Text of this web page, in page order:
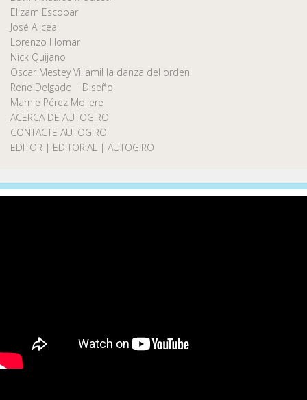
Elizam Escobar
José Alicea
Lorenzo Homar
Nick Quijano
Oscar Mestey Villamil la danza del orden
Rene Delgado | Diseño
Marnie Pérez Moliere
ACERCA DE AUTOGIRO
CONTACTE AUTOGIRO
EDITOR | EDITORIAL | AUTOGIRO